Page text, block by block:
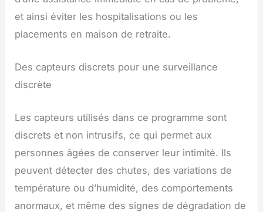
et ainsi éviter les hospitalisations ou les
placements en maison de retraite.
Des capteurs discrets pour une surveillance
discrète
Les capteurs utilisés dans ce programme sont
discrets et non intrusifs, ce qui permet aux
personnes âgées de conserver leur intimité. Ils
peuvent détecter des chutes, des variations de
température ou d’humidité, des comportements
anormaux, et même des signes de dégradation de